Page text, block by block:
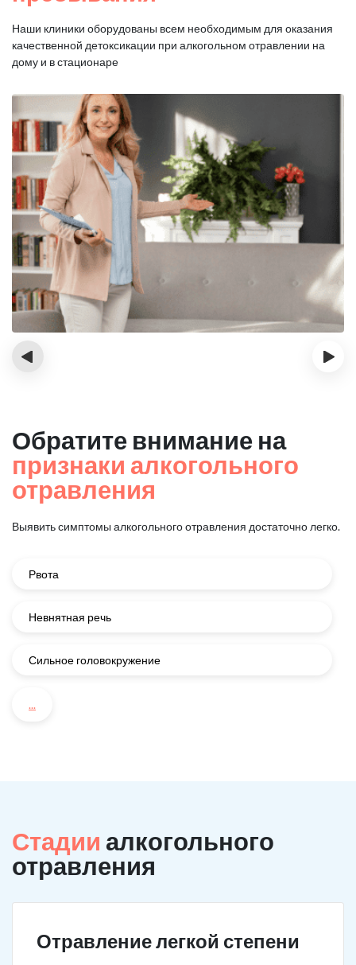
Наши клиники оборудованы всем необходимым для оказания
качественной детоксикации при алкогольном отравлении на
дому и в стационаре
‹ ›
Обратите внимание на
признаки алкогольного
отравления
Выявить симптомы алкогольного отравления достаточно легко.
Рвота
Невнятная речь
Сильное головокружение
...
Стадии алкогольного
отравления
Отравление легкой степени